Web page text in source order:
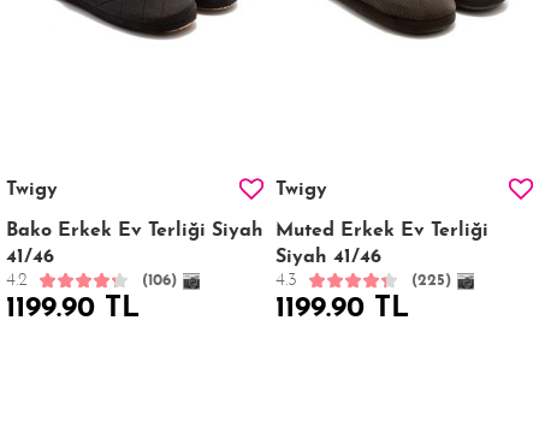
Twigy
Bako Erkek Ev Terliği Siyah
41/46
4.2 (106)
1199.90 TL
Twigy
Muted Erkek Ev Terliği
Siyah 41/46
4.3 (225)
1199.90 TL